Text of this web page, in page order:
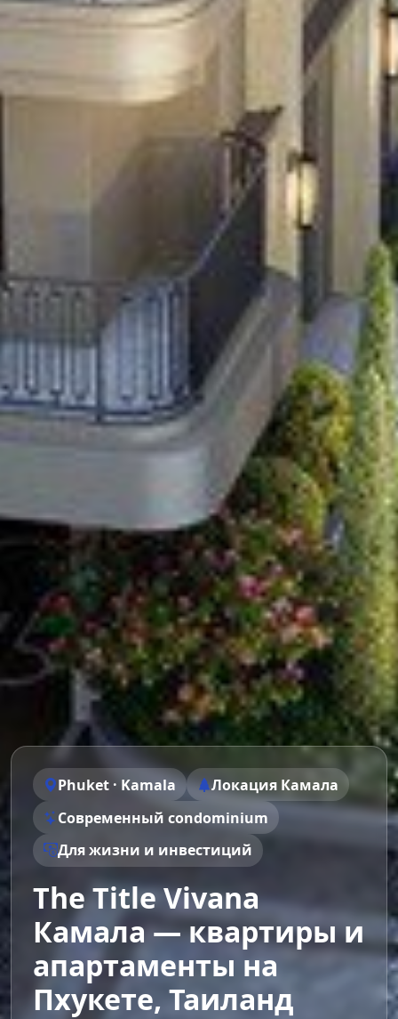
Phuket · Kamala
Локация Камала
Современный condominium
Для жизни и инвестиций
The Title Vivana
Камала — квартиры и
апартаменты на
Пхукете, Таиланд